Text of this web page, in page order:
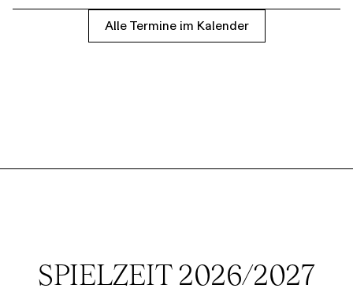
Alle Termine im Kalender
SPIELZEIT 2026/2027